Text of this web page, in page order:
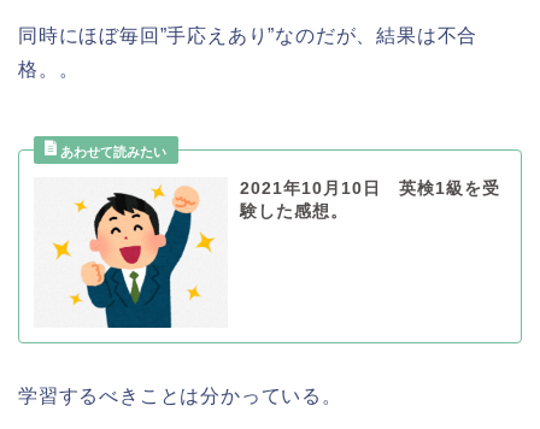
同時にほぼ毎回”手応えあり”なのだが、結果は不合
格。。
2021年10月10日 英検1級を受
験した感想。
学習するべきことは分かっている。